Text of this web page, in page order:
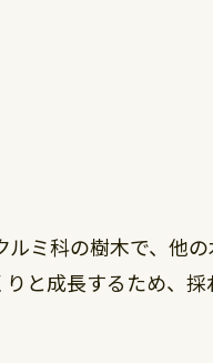
ミ科の樹木で、他
と成長するため、